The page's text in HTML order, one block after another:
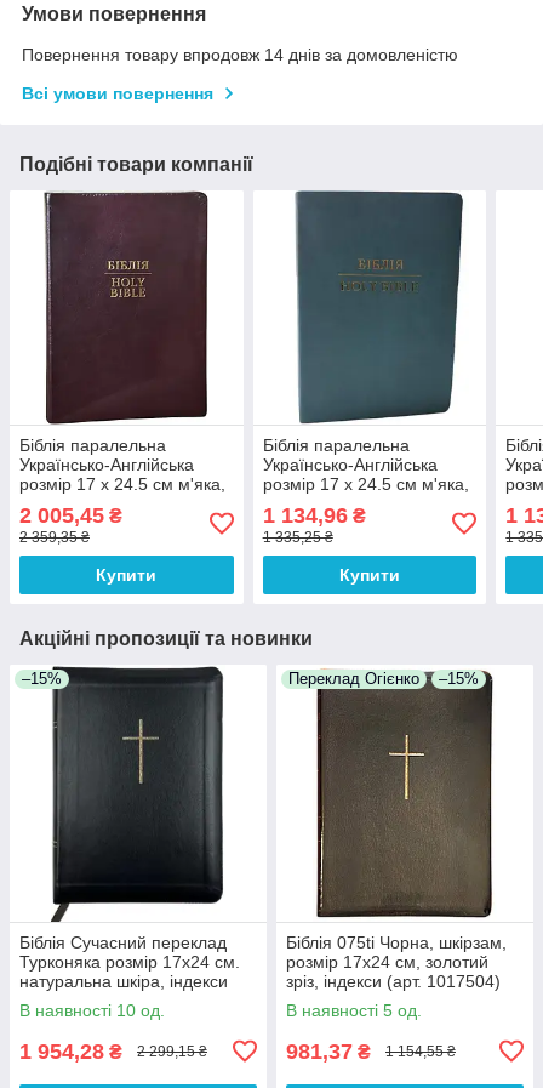
Умови повернення
Повернення товару впродовж 14 днів за домовленістю
Всі умови повернення
Подібні товари компанії
Біблія паралельна
Українсько-Англійська
розмір 17 х 24.5 см м'яка,
1917802) Бордова
2 005,45 ₴
2 359,35 ₴
Купити
Біблія паралельна
Українсько-Англійська
розмір 17 х 24.5 см м'яка,
1917504) Бірюза
1 134,96₴
1 335,25 ₴
Купити
1
1
Акційні пропозиції та новинки
–15%
Біблія Сучасний переклад
Турконяка розмір 17х24 см.
натуральна шкіра, індекси
(арт. 1057905) Чорна
В наявності 10 од.
1 954,28 ₴ 2 299,15 ₴
Переклад Огієнко –15%
Біблія 075ti Чорна, шкірзам,
розмір 17х24 см, золотий
зріз, індекси (арт. 1017504)
В наявності 5 од.
981,37 ₴ 1 154,55 ₴